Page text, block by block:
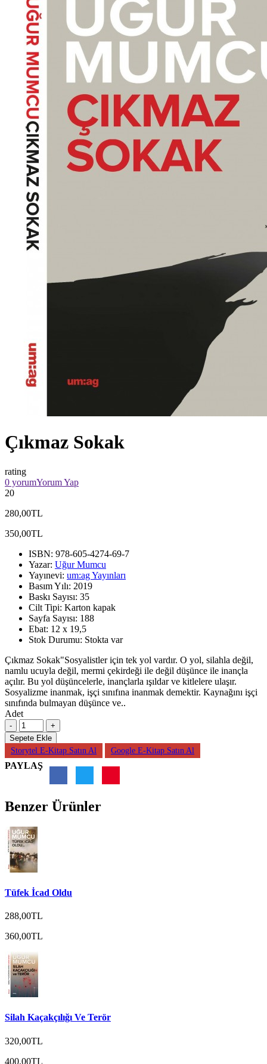
Çıkmaz Sokak
rating
0 yorumYorum Yap
20
280,00TL
350,00TL
ISBN: 978-605-4274-69-7
Yazar: Uğur Mumcu
Yayınevi: um:ag Yayınları
Basım Yılı: 2019
Baskı Sayısı: 35
Cilt Tipi: Karton kapak
Sayfa Sayısı: 188
Ebat: 12 x 19,5
Stok Durumu: Stokta var
Çıkmaz Sokak"Sosyalistler için tek yol vardır. O yol, silahla değil,
namlu ucuyla değil, mermi çekirdeği ile değil düşünce ile inançla
açılır. Bu yol düşüncelerle, inançlarla ışıldar ve kitlelere ulaşır.
Sosyalizme inanmak, işçi sınıfına inanmak demektir. Kaynağını işçi
sınıfında bulmayan düşünce ve..
Adet
Sepete Ekle
Storytel E-Kitap Satın Al
Google E-Kitap Satın Al
PAYLAŞ
Benzer Ürünler
Tüfek İcad Oldu
288,00TL
360,00TL
Silah Kaçakçılığı Ve Terör
320,00TL
400,00TL